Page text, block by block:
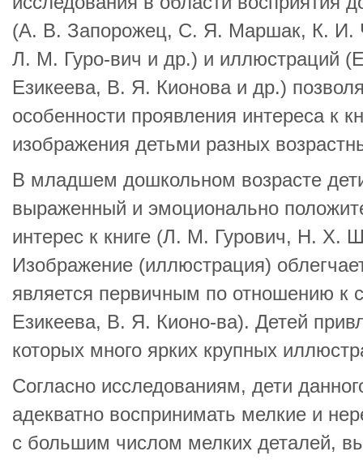
(А. В. Запорожец, С. Я. Маршак, К. И.
Л. М. Гуро-вич и др.) и иллюстраций
Езикеева, В. Я. Кионова и др.)
особенности проявления интереса к
изображения детьми разных
В младшем дошкольном возрасте
выраженный и эмоционально
интерес к книге (Л. М. Гурович, Н. X.
Изображение (иллюстрация)
является первичным по отношению
Езикеева, В. Я. Кионо-ва). Детей
которых много ярких крупных
Согласно исследованиям, дети
адекватно воспринимать мелкие и
с большим числом мелких деталей,